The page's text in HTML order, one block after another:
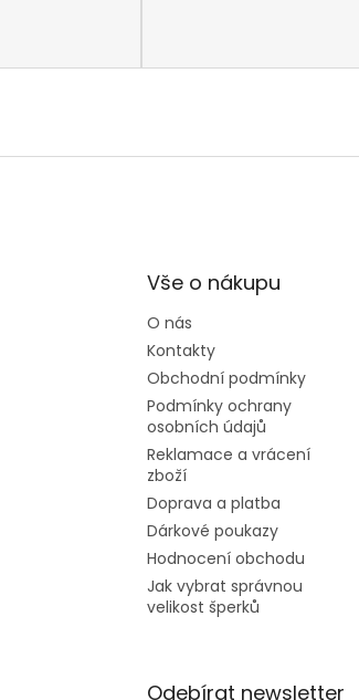
Vše o nákupu
O nás
Kontakty
Obchodní podmínky
Podmínky ochrany
osobních údajů
Reklamace a vrácení
zboží
Doprava a platba
Dárkové poukazy
Hodnocení obchodu
Jak vybrat správnou
velikost šperků
Odebírat newsletter